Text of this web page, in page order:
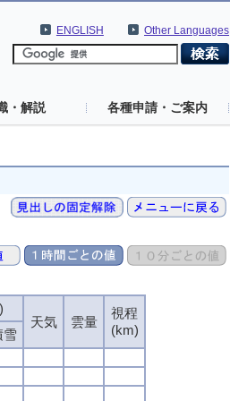
Other Languages
ENGLISH
・解説 各種申請・ご案内
天気
雲量
視程
(km)
雪
天気
雲量
視程
(km)
雪
天気
雲量
視程
(km)
雪
天気
雲量
視程
(km)
雪